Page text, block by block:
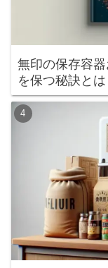
無印の保存容
を保つ秘訣とは